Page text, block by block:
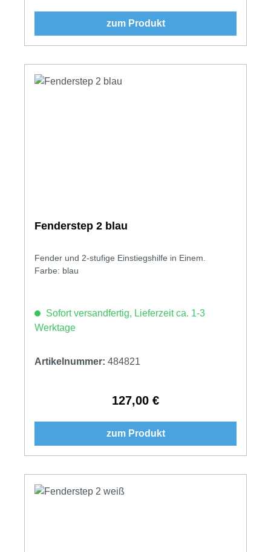
zum Produkt
Fenderstep 2 blau
Fender und 2-stufige Einstiegshilfe in Einem.
Farbe: blau
Sofort versandfertig, Lieferzeit ca. 1-3
Werktage
Artikelnummer: 484821
Regulärer Preis:
127,00 €
zum Produkt